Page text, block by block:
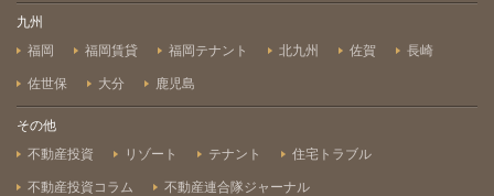
九州
福岡
福岡賃貸 福岡テナント 北九州 佐賀 長崎
佐世保 大分 鹿児島
その他
不動産投資
リゾート テナント 住宅トラブル
不動産投資コラム 不動産連合隊ジャーナル